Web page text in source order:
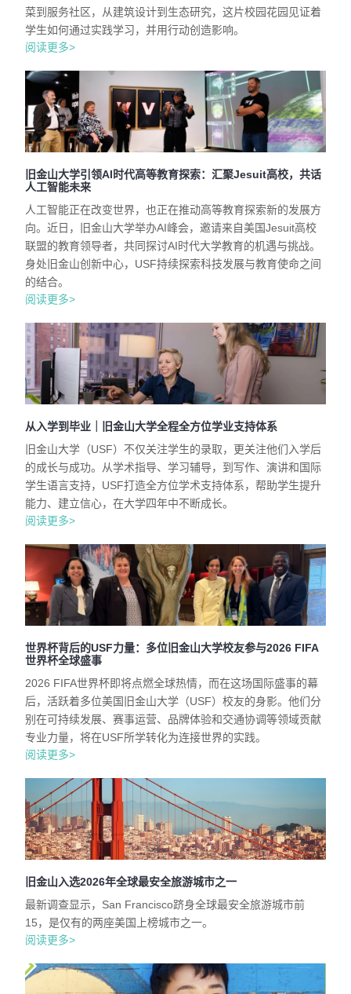
菜到服务社区，从建筑设计到生态研究，这片校园花园见证着
学生如何通过实践学习，并用行动创造影响。
阅读更多>
旧金山大学引领AI时代高等教育探索：汇聚Jesuit高校，共话
人工智能未来
人工智能正在改变世界，也正在推动高等教育探索新的发展方
向。近日，旧金山大学举办AI峰会，邀请来自美国Jesuit高校
联盟的教育领导者，共同探讨AI时代大学教育的机遇与挑战。
身处旧金山创新中心，USF持续探索科技发展与教育使命之间
的结合。
阅读更多>
从入学到毕业｜旧金山大学全程全方位学业支持体系
旧金山大学（USF）不仅关注学生的录取，更关注他们入学后
的成长与成功。从学术指导、学习辅导，到写作、演讲和国际
学生语言支持，USF打造全方位学术支持体系，帮助学生提升
能力、建立信心，在大学四年中不断成长。
阅读更多>
世界杯背后的USF力量：多位旧金山大学校友参与2026 FIFA
世界杯全球盛事
2026 FIFA世界杯即将点燃全球热情，而在这场国际盛事的幕
后，活跃着多位美国旧金山大学（USF）校友的身影。他们分
别在可持续发展、赛事运营、品牌体验和交通协调等领域贡献
专业力量，将在USF所学转化为连接世界的实践。
阅读更多>
旧金山入选2026年全球最安全旅游城市之一
最新调查显示，San Francisco跻身全球最安全旅游城市前
15，是仅有的两座美国上榜城市之一。
阅读更多>